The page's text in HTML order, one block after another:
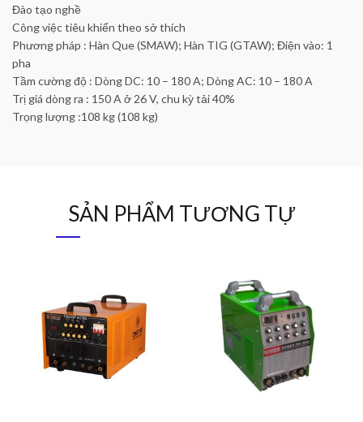
Đào tạo nghề
Công việc tiêu khiển theo sở thích
Phương pháp : Hàn Que (SMAW); Hàn TIG (GTAW); Điện vào: 1
pha
Tầm cường độ : Dòng DC: 10 – 180 A; Dòng AC: 10 – 180 A
Trị giá dòng ra : 150 A ở 26 V, chu kỳ tải 40%
Trọng lượng :108 kg (108 kg)
SẢN PHẨM TƯƠNG TỰ